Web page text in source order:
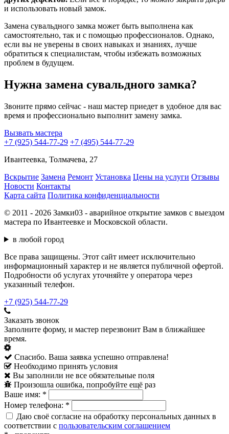
и использовать новый замок.
Замена сувальдного замка может быть выполнена как
самостоятельно, так и с помощью профессионалов. Однако,
если вы не уверены в своих навыках и знаниях, лучше
обратиться к специалистам, чтобы избежать возможных
проблем в будущем.
Нужна замена сувальдного замка?
Звоните прямо сейчас - наш мастер приедет в удобное для вас
время и профессионально выполнит замену замка.
Вызвать мастера
+7 (925) 544-77-29 +7 (495) 544-77-29
Ивантеевка, Толмачева, 27
Вскрытие Замена Ремонт Установка Цены на услуги Отзывы
Новости Контакты
Карта сайта Политика конфиденциальности
© 2011 - 2026 Замки03 - аварийное открытие замков с выездом
мастера по Ивантеевке и Московской области.
в любой город
Все права защищены. Этот сайт имеет исключительно
информационный характер и не является публичной офертой.
Подробности об услугах уточняйте у оператора через
указанный телефон.
+7 (925) 544-77-29
Заказать звонок
Заполните форму, и мастер перезвонит Вам в ближайшее
время.
Спасибо. Ваша заявка успешно отправлена!
Необходимо принять условия
Вы заполнили не все обязательные поля
Произошла ошибка, попробуйте ещё раз
Ваше имя: *
Номер телефона: *
Даю своё согласие на обработку персональных данных в
соответствии с пользовательским соглашением